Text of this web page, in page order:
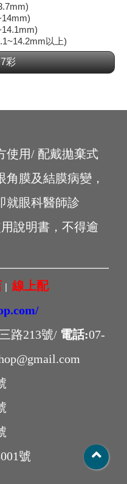
以上)
彩
使用/ 配戴拋棄式
膜及結膜病變，
就眼科醫師診
說明書，不得逾
| 線上配
路213號/ 電話:07-
號